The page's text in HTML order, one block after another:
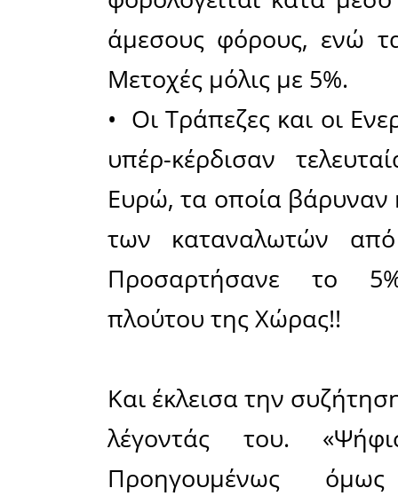
• Το
μη
(Πηγή.
• Ρεκόρ